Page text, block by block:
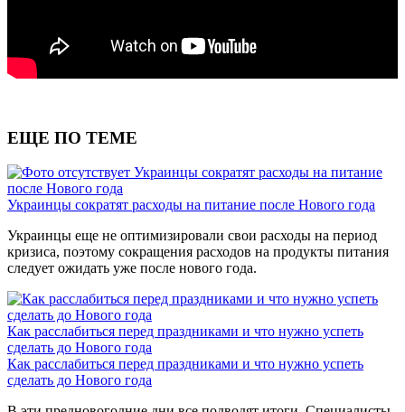
ЕЩЕ ПО ТЕМЕ
Украинцы сократят расходы на питание
после Нового года
Украинцы сократят расходы на питание после Нового года
Украинцы еще не оптимизировали свои расходы на период
кризиса, поэтому сокращения расходов на продукты питания
следует ожидать уже после нового года.
Как расслабиться перед праздниками и что нужно успеть
сделать до Нового года
Как расслабиться перед праздниками и что нужно успеть
сделать до Нового года